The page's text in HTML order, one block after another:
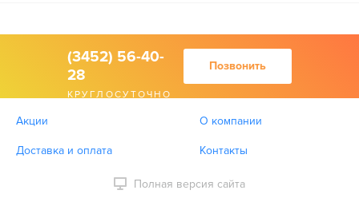
(3452) 56-40-
28
КРУГЛОСУТОЧНО
Позвонить
Акции О компании
Доставка и оплата Контакты
Полная версия сайта